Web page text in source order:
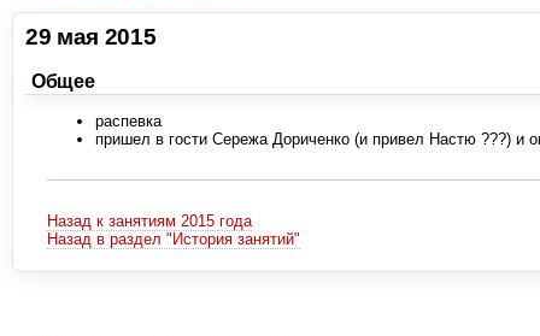
29 мая 2015
Общее
распевка
пришел в гости Сережа Дориченко (и привел Настю ???) и
Назад к занятиям 2015 года
Назад в раздел "История занятий"